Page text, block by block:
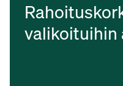
valikoituihin